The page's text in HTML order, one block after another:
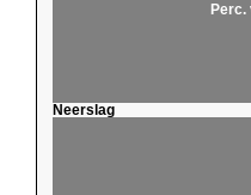
Perc.
Neerslag